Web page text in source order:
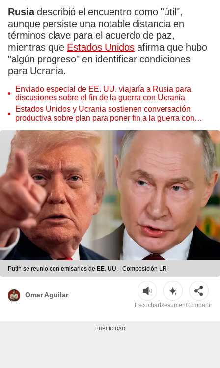
Rusiadescribió el encuentro como "útil",
aunque persiste una notable distancia en
términos clave para el acuerdo de paz,
mientras que Estados Unidos afirma que hubo
"algún progreso" en identificar condiciones
para Ucrania.
Enviado especial de EE. UU. viajaría a Rusia para
discusiones sobre el fin de la guerra con Ucrania
Estados Unidos y Ucrania sostienen conversación
productiva sobre plan para poner fin a la guerra con
Putin se reunio con emisarios de EE. UU. | Composición LR
Omar Aguilar
EscucharResumenCompartir